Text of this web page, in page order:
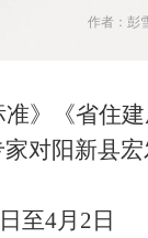
作者：
》《省住
对阳新县
至4月2日